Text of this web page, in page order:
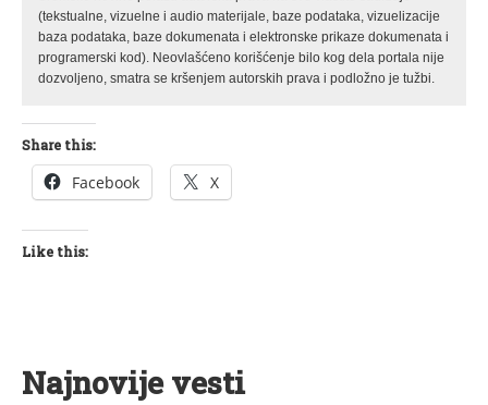
(tekstualne, vizuelne i audio materijale, baze podataka, vizuelizacije
baza podataka, baze dokumenata i elektronske prikaze dokumenata i
programerski kod). Neovlašćeno korišćenje bilo kog dela portala nije
dozvoljeno, smatra se kršenjem autorskih prava i podložno je tužbi.
Share this:
Facebook X
Like this:
Najnovije vesti